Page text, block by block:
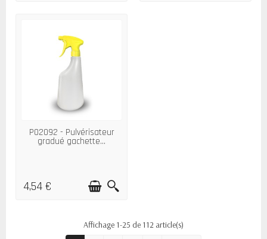
P02092 - Pulvérisateur
gradué gachette...
4,54 €
Affichage 1-25 de 112 article(s)